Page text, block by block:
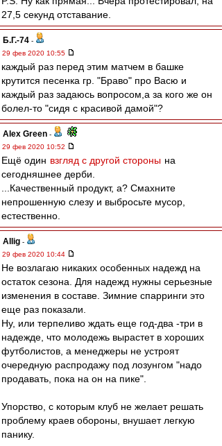
27,5 секунд отставание.
Б.Г.-74 -
29 фев 2020 10:55
каждый раз перед этим матчем в башке
крутится песенка гр. "Браво" про Васю и
каждый раз задаюсь вопросом,а за кого же он
болел-то "сидя с красивой дамой"?
Alex Green -
29 фев 2020 10:52
Ещё один взгляд с другой стороны на
сегодняшнее дерби.
...Качественный продукт, а? Смахните
непрошенную слезу и выбросьте мусор,
естественно.
Allig -
29 фев 2020 10:44
Не возлагаю никаких особенных надежд на
остаток сезона. Для надежд нужны серьезные
изменения в составе. Зимние спарринги это
еще раз показали.
Ну, или терпеливо ждать еще год-два -три в
надежде, что молодежь вырастет в хороших
футболистов, а менеджеры не устроят
очередную распродажу под лозунгом "надо
продавать, пока на он на пике".
Упорство, с которым клуб не желает решать
проблему краев обороны, внушает легкую
панику.